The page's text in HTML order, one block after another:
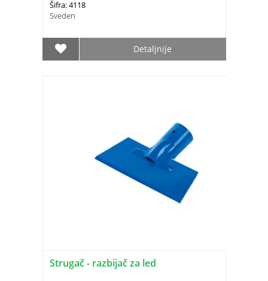
Šifra: 4118
Sveden
Detaljnije
Strugač - razbijač za led